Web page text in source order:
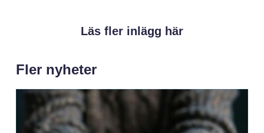
Läs fler inlägg här
Fler nyheter